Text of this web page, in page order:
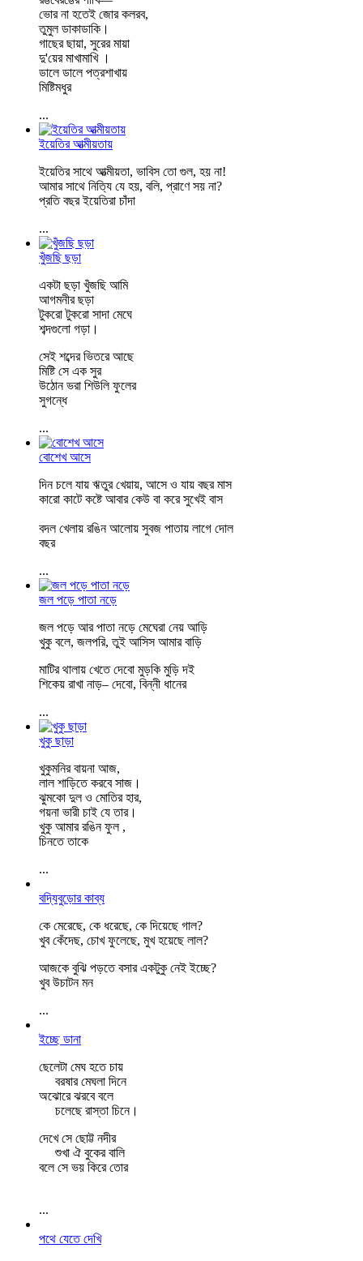
ভোর না হতেই জোর কলরব,
তুমুল ডাকাডাকি।
গাছের ছায়া, সুরের মায়া
দু'য়ের মাখামাখি ।
ডালে ডালে পত্রশাখায়
মিষ্টিমধুর
...
ইয়েতির আত্মীয়তায়
ইয়েতির সাথে আত্মীয়তা, ভাবিস তো গুল, হয় না!
আমার সাথে নিত‍্যি যে হয়, বলি, প্রাণে সয় না?
প্রতি বছর ইয়েতিরা চাঁদা
...
খুঁজছি ছড়া
একটা ছড়া খুঁজছি আমি
আগমনীর ছড়া
টুকরো টুকরো সাদা মেঘে
শব্দগুলো গড়া।
সেই শব্দের ভিতরে আছে
মিষ্টি সে এক সুর
উঠোন ভরা শিউলি ফুলের
সুগন্ধে
...
বোশেখ আসে
দিন চলে যায় ঋতুর খেয়ায়, আসে ও যায় বছর মাস
কারো কাটে কষ্টে আবার কেউ বা করে সুখেই বাস
বদল খেলায় রঙিন আলোয় সুবজ পাতায় লাগে দোল
বছর
...
জল পড়ে পাতা নড়ে
জল পড়ে আর পাতা নড়ে মেঘেরা নেয় আড়ি
খুকু বলে, জলপরি, তুই আসিস আমার বাড়ি
মাটির থালায় খেতে দেবো মুড়কি মুড়ি দই
শিকেয় রাখা নাড়– দেবো, বিন্নী ধানের
...
খুকু ছাড়া
খুকুমনির বায়না আজ,
লাল শাড়িতে করবে সাজ।
ঝুমকো দুল ও মোতির হার,
গয়না ভারী চাই যে তার।
খুকু আমার রঙিন ফুল ,
চিনতে তাকে
...
বদ্যিবুড়োর কাব্য
কে মেরেছে, কে ধরেছে, কে দিয়েছে গাল?
খুব কেঁদেছ, চোখ ফুলেছে, মুখ হয়েছে লাল?
আজকে বুঝি পড়তে বসার একটুকু নেই ইচ্ছে?
খুব উচাটন মন
...
ইচ্ছে ডানা
ছেলেটা মেঘ হতে চায়
বরষার মেঘলা দিনে
অঝোরে ঝরবে বলে
চলেছে রাস্তা চিনে।
দেখে সে ছোট্ট নদীর
শুখা ঐ বুকের বালি
বলে সে ভয় কিরে তোর
...
পথে যেতে দেখি